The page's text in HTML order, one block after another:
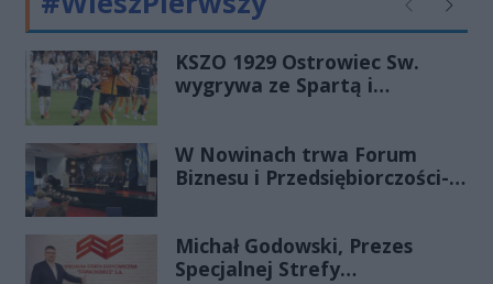
rodzice zapłacą za miesięczną
opiekę i wyżywienie najmłodszych
pociech. Poruszamy też temat
inicjatyw dofinansowanych w
Poprzednie
KSZO 1929 Ostrowiec Sw.
wygrywa ze Spartą i
W Nowinach trwa Forum
Biznesu i Przedsiębiorczości-
Michał Godowski, Prezes
Specjalnej Strefy